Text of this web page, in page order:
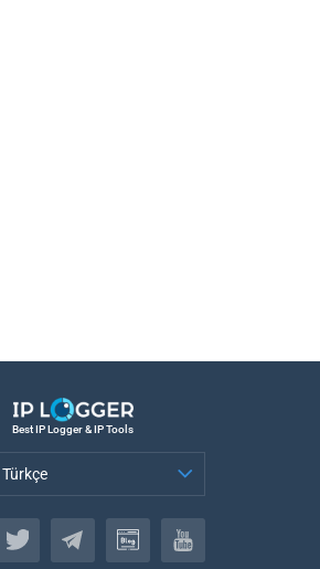
Best IP Logger & IP Tools
Türkçe
Türkçe